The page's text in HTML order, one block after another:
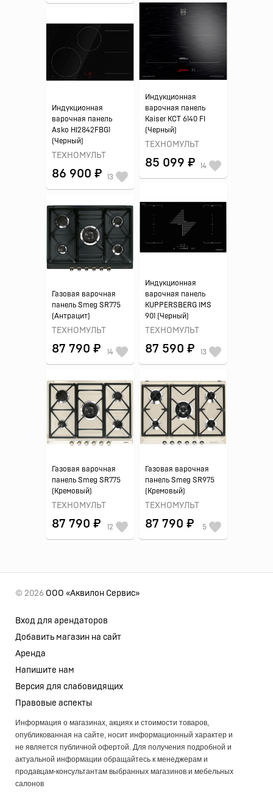
Индукционная
варочная панель
Kaiser KCT 6140 FI
(Черный)
ТЕХНОМУЛЬТ
85 099 ₽ 14
Индукционная
варочная панель
Asko HI2842FBG1
(Черный)
ТЕХНОМУЛЬТ
86 900 ₽ 13
Индукционная
варочная панель
KUPPERSBERG IMS
901 (Черный)
ТЕХНОМУЛЬТ
87 590 ₽ 13
Газовая варочная
панель Smeg SR775
(Антрацит)
ТЕХНОМУЛЬТ
87 790 ₽ 14
Газовая варочная
панель Smeg SR775
(Кремовый)
ТЕХНОМУЛЬТ
87 790 ₽ 12
Газовая варочная
панель Smeg SR975
(Кремовый)
ТЕХНОМУЛЬТ
87 790 ₽ 5
© 2026 ООО «Аквилон Сервис»
Вход для арендаторов
Добавить магазин на сайт
Аренда
Напишите нам
Версия для слабовидящих
Правовые аспекты
Информация о магазинах, акциях и стоимости товаров,
опубликованная на сайте, носит информационный характер и
не является публичной офертой. Для получения подробной и
актуальной информации обращайтесь к менеджерам и
продавцам-консультантам выбранных магазинов и мебельных
салонов